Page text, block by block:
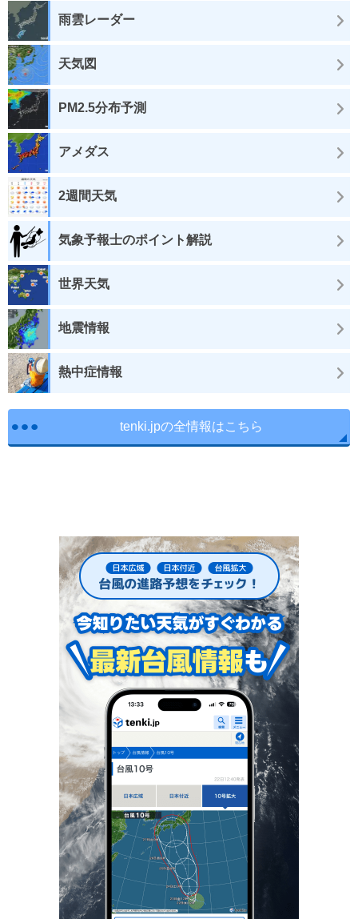
雨雲レーダー
天気図
PM2.5分布予測
アメダス
2週間天気
気象予報士のポイント解説
世界天気
地震情報
熱中症情報
tenki.jpの全情報はこちら